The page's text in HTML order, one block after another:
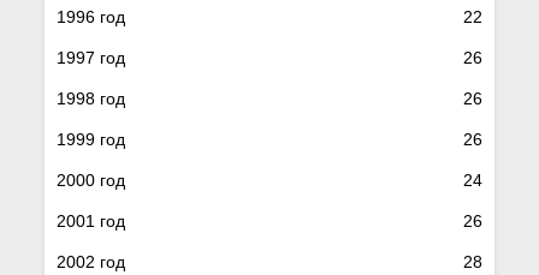
1996 год 22
1997 год 26
1998 год 26
1999 год 26
2000 год 24
2001 год 26
2002 год 28